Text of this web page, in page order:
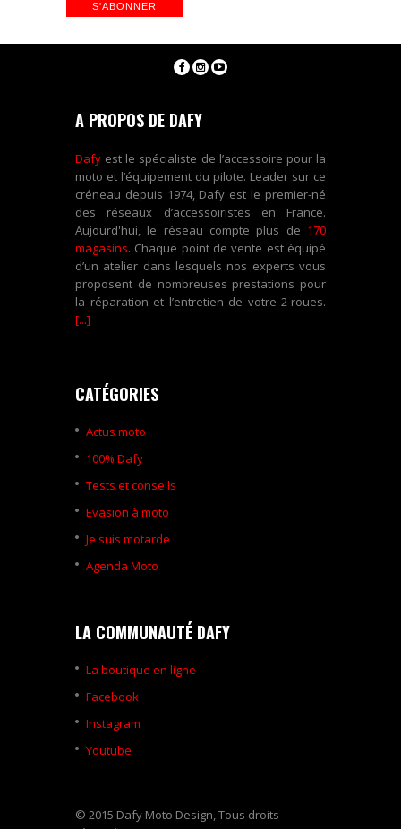
A PROPOS DE DAFY
Dafy est le spécialiste de l’accessoire pour la
moto et l’équipement du pilote. Leader sur ce
créneau depuis 1974, Dafy est le premier-né
des réseaux d’accessoiristes en France.
Aujourd'hui, le réseau compte plus de 170
magasins. Chaque point de vente est équipé
d’un atelier dans lesquels nos experts vous
proposent de nombreuses prestations pour
la réparation et l’entretien de votre 2-roues.
[...]
CATÉGORIES
Actus moto
100% Dafy
Tests et conseils
Evasion à moto
Je suis motarde
Agenda Moto
LA COMMUNAUTÉ DAFY
La boutique en ligne
Facebook
Instagram
Youtube
© 2015 Dafy Moto Design, Tous droits